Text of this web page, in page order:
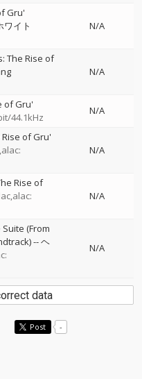
Gru'
ワイト
N/A
The Rise of
N/A
of Gru'
44.1kHz
N/A
of Gru'
N/A
Rise of
N/A
(From
--ヘ
N/A
data
Post -